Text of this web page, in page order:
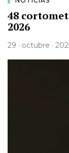
48
2026
29 · octubre ·